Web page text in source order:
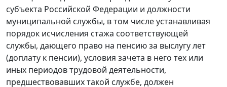
субъекта Российской Федерации и должности
муниципальной службы, в том числе устанавливая
порядок исчисления стажа соответствующей
службы, дающего право на пенсию за выслугу лет
(доплату к пенсии), условия зачета в него тех или
иных периодов трудовой деятельности,
предшествовавших такой службе, должен